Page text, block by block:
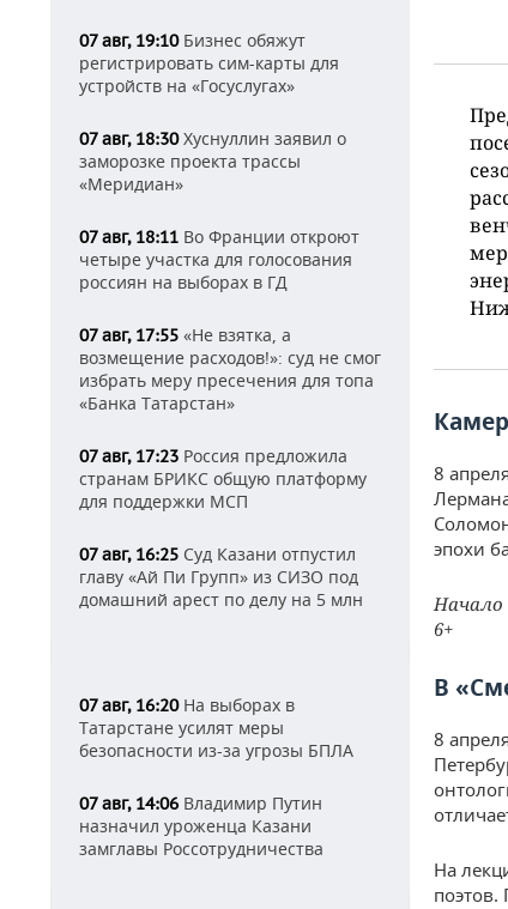
07 авг, 19:10Бизнес обяжут
регистрировать сим-карты для
устройств на «Госуслугах»
07 авг, 18:30Хуснуллин заявил о
заморозке проекта трассы
«Меридиан»
07 авг, 18:11 Во Франции откроют
четыре участка для голосования
россиян на выборах в ГД
07 авг, 17:55 «Не взятка, а
возмещение расходов!»: суд не смог
избрать меру пресечения для топа
«Банка Татарстан»
07 авг, 17:23 Россия предложила
странам БРИКС общую платформу
для поддержки МСП
07 авг, 16:25 Суд Казани отпустил
главу «Ай Пи Групп» из СИЗО под
домашний арест по делу на 5 млн
07 авг, 16:20На выборах в
Татарстане усилят меры
безопасности из-за угрозы БПЛА
07 авг, 14:06 Владимир Путин
назначил уроженца Казани
замглавы Россотрудничества
8
эпохи
Начало
6+
В
8
На
поэтов.